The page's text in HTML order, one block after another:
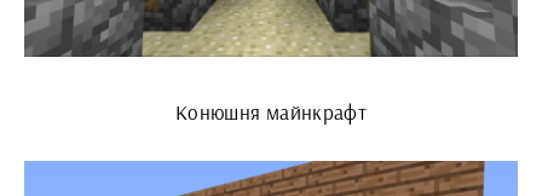
Конюшня майнкрафт